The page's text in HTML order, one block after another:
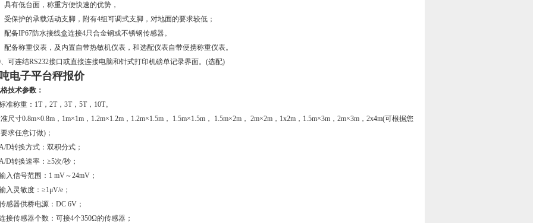
具有低台面，称重方便快速的优势，
受保护的承载活动支脚，附有4组可调式支脚，对地面的要求较低；
配备IP67防水接线盒连接4只合金钢或不锈钢传感器。
配备称重仪表，及内置自带热敏机仪表，和选配仪表自带便携称重仪表。
、可连结RS232接口或直接连接电脑和针式打印机磅单记录界面。(选配)
电子平台秤报价
技术参数：
准称重：1T，2T，3T，5T，10T。
尺寸0.8m×0.8m，1m×1m，1.2m×1.2m，1.2m×1.5m， 1.5m×1.5m， 1.5m×2m， 2m×2m，1x2m，1.5m×3m，2m×3m，2x4m(可根据您
求任意订做)；
D转换方式：双积分式；
D转换速率：≥5次/秒；
入信号范围：1 mV～24mV；
入灵敏度：≥1μV/e；
感器供桥电源：DC 6V；
接传感器个数：可接4个350Ω的传感器；